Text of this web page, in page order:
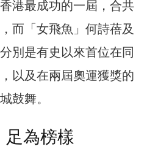
港最成功的一屆，合共
而「女飛魚」何詩蓓及
別是有史以來首位在同
以及在兩屆奧運獲獎的
鼓舞。
為榜樣